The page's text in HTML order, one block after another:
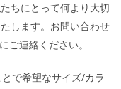
ちにとって何より大切
します。お問い合わせ
ご連絡ください。
で希望なサイズ/カラ